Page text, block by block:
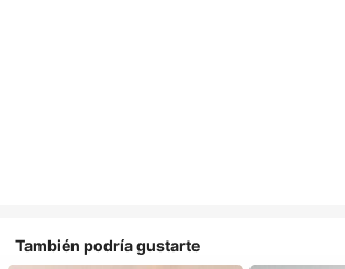
También podría gustarte